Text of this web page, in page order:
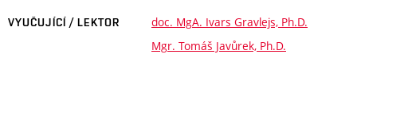
VYUČUJÍCÍ / LEKTOR
doc. MgA. Ivars Gravlejs, Ph.D.
Mgr. Tomáš Javůrek, Ph.D.